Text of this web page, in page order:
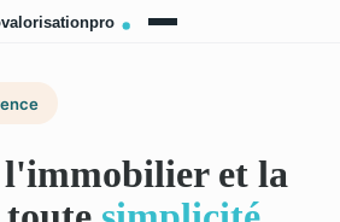
l'immobilier et la